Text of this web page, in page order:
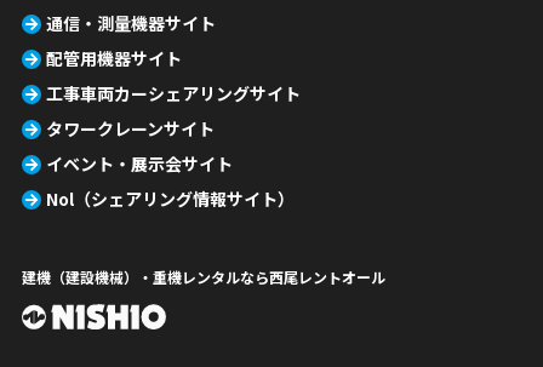
通信・測量機器サイト
配管用機器サイト
工事車両カーシェアリングサイト
タワークレーンサイト
イベント・展示会サイト
Nol（シェアリング情報サイト）
建機（建設機械）・重機レンタルなら西尾レントオール